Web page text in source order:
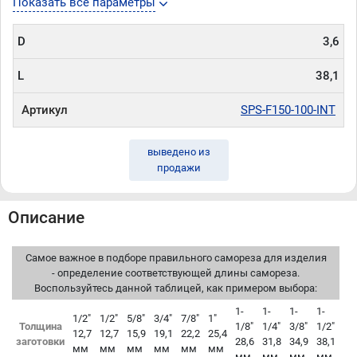
D 3,6
L 38,1
Артикул SPS-F150-100-INT
выведено из
продажи
Описание
Самое важное в подборе правильного самореза для изделия
- определение соответствующей длины самореза.
Воспользуйтесь данной таблицей, как примером выбора:
Толщина
заготовки
1/2"
12,7
мм
1/2"
12,7
мм
5/8"
15,9
мм
3/4"
19,1
мм
7/8"
22,2
мм
1"
25,4
мм
1-
1/8"
28,6
1-
1/4"
31,8
1-
3/8"
34,9
1-
1/2"
38,1